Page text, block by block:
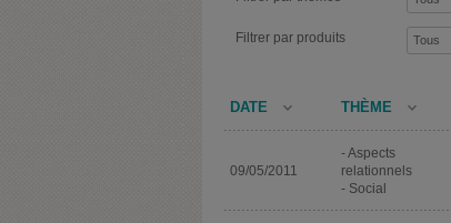
Filtrer par produits
DATE THÈME
09/05/2011
- Aspects
relationnels
- Social